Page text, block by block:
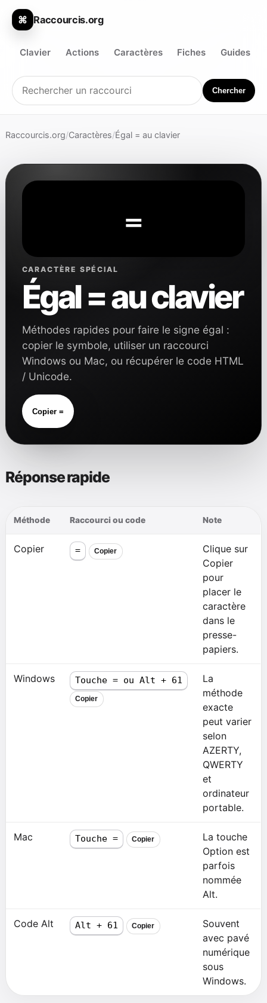
⌘ Raccourcis.org
Clavier Actions Caractères Fiches Guides
Chercher
Raccourcis.org/Caractères/Égal = au clavier
=
CARACTÈRE SPÉCIAL
Égal = au clavier
Méthodes rapides pour faire le signe égal :
copier le symbole, utiliser un raccourci
Windows ou Mac, ou récupérer le code HTML
/ Unicode.
Copier =
Réponse rapide
Méthode Raccourci ou code Note
Copier = Copier
Clique sur
Copier
pour
placer le
caractère
dans le
presse-
papiers.
Windows Touche = ou Alt + 61
Copier
La
méthode
exacte
peut varier
selon
AZERTY,
QWERTY
et
ordinateur
portable.
Mac Touche = Copier
La touche
Option est
parfois
nommée
Alt.
Code Alt Alt + 61 Copier
Souvent
avec pavé
numérique
sous
Windows.